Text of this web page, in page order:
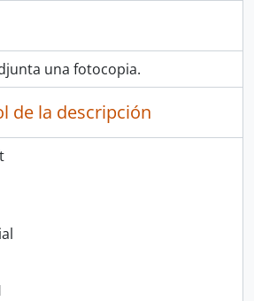
una fotocopia.
de la descripción